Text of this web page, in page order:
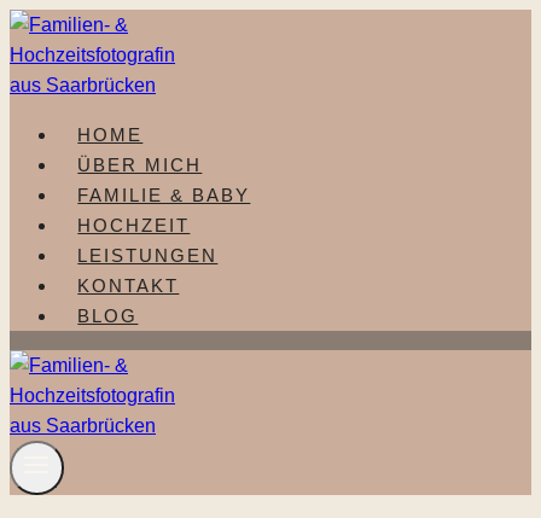
Zum
Inhalt
springen
HOME
ÜBER MICH
FAMILIE & BABY
HOCHZEIT
LEISTUNGEN
KONTAKT
BLOG